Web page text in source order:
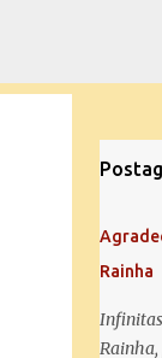
Rainha
Infinitas
Rainha,